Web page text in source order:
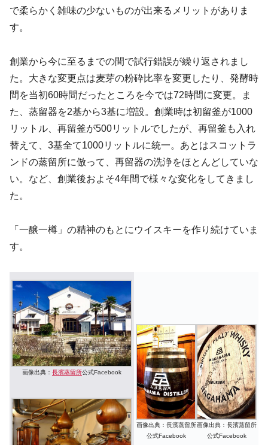
で柔らかく雑味の少ないものが出来るメリットがありま
す。
創業から今に至るまでの間で試行錯誤が繰り返されまし
た。大きな変更点は麦芽の粉砕比率を変更したり、発酵時
間を当初60時間だったところを今では72時間に変更。ま
た、蒸留器を2基から3基に増設。創業時は初留釜が1000
リットル、再留釜が500リットルでしたが、再留釜も入れ
替えて、3基全て1000リットルに統一。あとはスコットラ
ンドの蒸留所に倣って、再留器の洗浄をほとんどしていな
い。など、創業後およそ4年間で様々な変化をしてきまし
た。
「一醸一樽」の精神のもとにウイスキーを作り続けていま
す。
画像出典： 長濱蒸留所公式Facebook
画像出典：長濱蒸留所
公式Facebook
画像出典：長濱蒸留所
公式Facebook